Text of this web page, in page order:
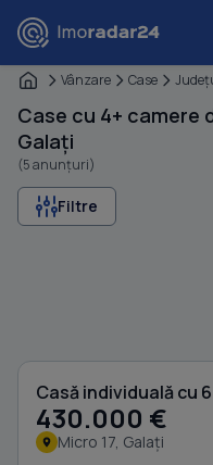
Vânzare Case
Case cu 4+ camere
Galați
(5 anunțuri)
Filtre
430.000 €
Micro 17, Galați